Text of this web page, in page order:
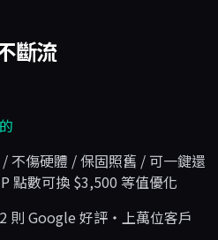
斷流
不傷硬體 / 保固照舊 / 可一鍵還
點數可換 $3,500 等值優化
則 Google 好評・上萬位客戶